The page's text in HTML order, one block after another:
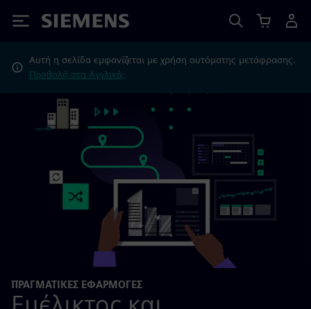
Siemens
Αυτή η σελίδα εμφανίζεται με χρήση αυτόματης μετάφρασης.
Προβολή στα Αγγλικά;
ΠΡΑΓΜΑΤΙΚΕΣ ΕΦΑΡΜΟΓΕΣ